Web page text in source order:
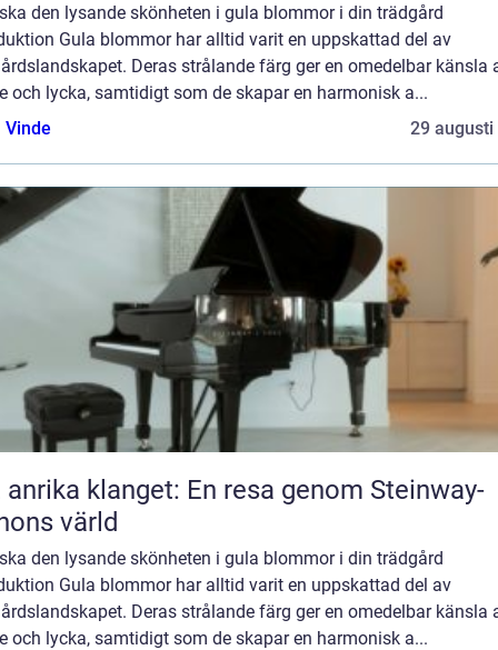
den lysande skönheten i gula blommor i din trädgård
Gula blommor har alltid varit en uppskattad del av
Deras strålande färg ger en omedelbar känsla
och lycka, samtidigt som de skapar en harmonisk a...
Vinde
29 augusti
anrika klanget: En resa genom Steinway-
värld
den lysande skönheten i gula blommor i din trädgård
Gula blommor har alltid varit en uppskattad del av
Deras strålande färg ger en omedelbar känsla
och lycka, samtidigt som de skapar en harmonisk a...